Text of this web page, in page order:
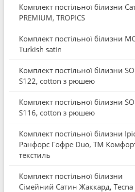
Комплект постільної білизни
PREMIUM, TROPICS
Комплект постільної білизни
Turkish satin
Комплект постільної білизни
S122, cotton з рюшею
Комплект постільної білизни
S116, cotton з рюшею
Комплект постільної білизни
Ранфорс Гофре Duo, ТМ
текстиль
Комплект постільної білизни
Сімейний Сатин Жаккард,